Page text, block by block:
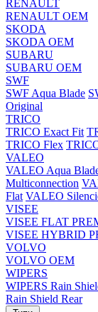
RENAULT
RENAULT OEM
SKODA
SKODA OEM
SUBARU
SUBARU OEM
SWF
SWF Aqua Blade
Original
TRICO
TRICO Exact Fit
TRICO Flex
VALEO
VALEO Aqua
Multiconnection
Flat VALEO
VISEE
VISEE FLAT
VISEE HYBRID
VOLVO
VOLVO OEM
WIPERS
WIPERS Rain
Rain Shield Rear